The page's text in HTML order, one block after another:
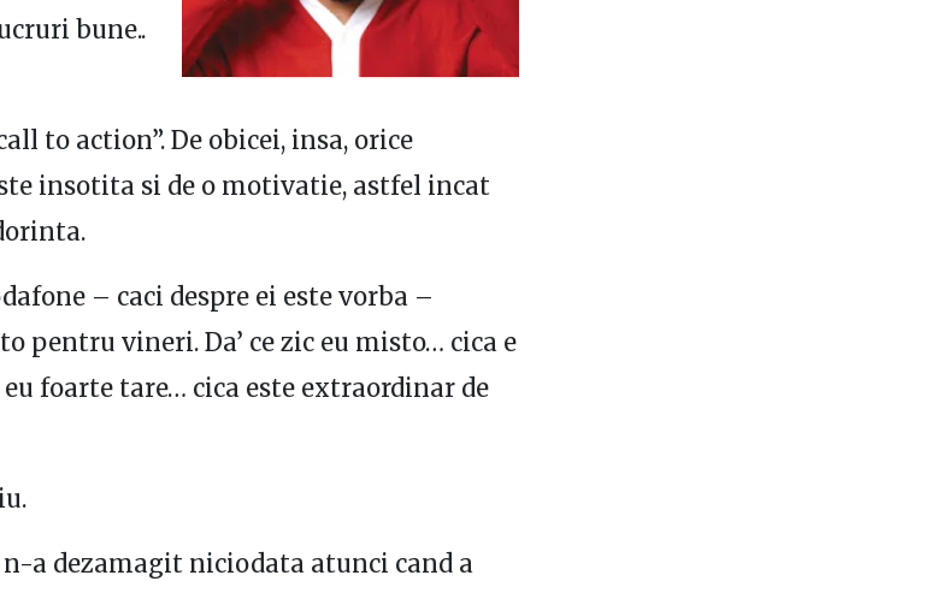
bune..
to action”. De obicei, insa, orice
insotita si de o motivatie, astfel incat
– caci despre ei este vorba –
pentru vineri. Da’ ce zic eu misto… cica e
eu foarte tare… cica este extraordinar de
n-a dezamagit niciodata atunci cand a